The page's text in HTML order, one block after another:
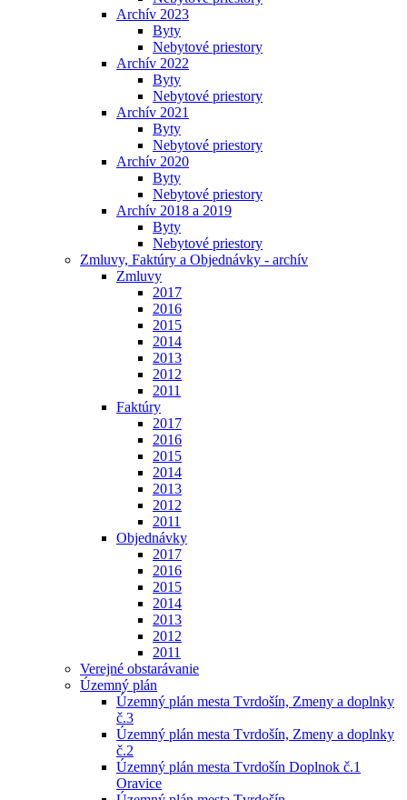
Archív 2023
Byty
Nebytové priestory
Archív 2022
Byty
Nebytové priestory
Archív 2021
Byty
Nebytové priestory
Archív 2020
Byty
Nebytové priestory
Archív 2018 a 2019
Byty
Nebytové priestory
Zmluvy, Faktúry a Objednávky - archív
Zmluvy
2017
2016
2015
2014
2013
2012
2011
Faktúry
2017
2016
2015
2014
2013
2012
2011
Objednávky
2017
2016
2015
2014
2013
2012
2011
Verejné obstarávanie
Územný plán
Územný plán mesta Tvrdošín, Zmeny a doplnky
č.3
Územný plán mesta Tvrdošín, Zmeny a doplnky
č.2
Územný plán mesta Tvrdošín Doplnok č.1
Oravice